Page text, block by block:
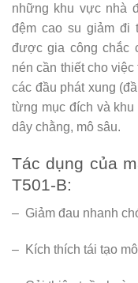
những khu vực nhà
đệm cao su giảm đi
được gia công chắc
nén cần thiết cho
các đầu phát xung
từng mục đích và
dây chằng, mô sâu.
Tác dụng của
T501-B:
– Giảm đau nhanh
– Kích thích tái tạo